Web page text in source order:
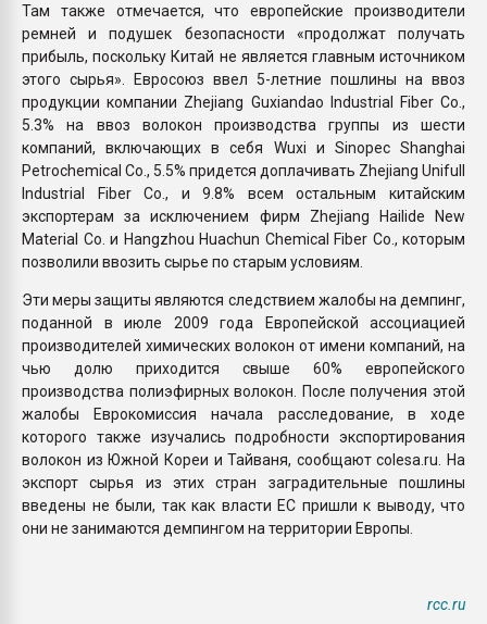
Там также отмечается, что европейские производители
ремней и подушек безопасности «продолжат получать
прибыль, поскольку Китай не является главным источником
этого сырья». Евросоюз ввел 5-летние пошлины на ввоз
продукции компании Zhejiang Guxiandao Industrial Fiber Co.,
5.3% на ввоз волокон производства группы из шести
компаний, включающих в себя Wuxi и Sinopec Shanghai
Petrochemical Co., 5.5% придется доплачивать Zhejiang Unifull
Industrial Fiber Co., и 9.8% всем остальным китайским
экспортерам за исключением фирм Zhejiang Hailide New
Material Co. и Hangzhou Huachun Chemical Fiber Co., которым
позволили ввозить сырье по старым условиям.
Эти меры защиты являются следствием жалобы на демпинг,
поданной в июле 2009 года Европейской ассоциацией
производителей химических волокон от имени компаний, на
чью долю приходится свыше 60% европейского
производства полиэфирных волокон. После получения этой
жалобы Еврокомиссия начала расследование, в ходе
которого также изучались подробности экспортирования
волокон из Южной Кореи и Тайваня, сообщают colesa.ru. На
экспорт сырья из этих стран заградительные пошлины
введены не были, так как власти ЕС пришли к выводу, что
они не занимаются демпингом на территории Европы.
rcc.ru